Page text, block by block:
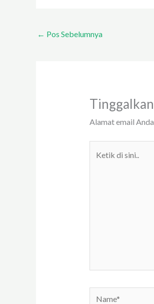
← Pos Sebelumnya
Alamat email
Name*